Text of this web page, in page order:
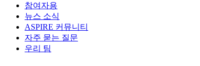
참여자용
뉴스 소식
ASPIRE 커뮤니티
자주 묻는 질문
우리 팀